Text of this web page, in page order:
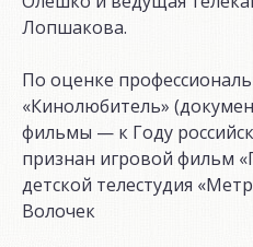
Лопшакова.
По оценке
«Кинолюбитель»
фильмы — к Году
признан игровой фильм
детской телестудия
Волочек